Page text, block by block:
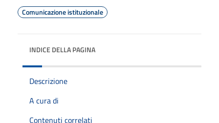
Comunicazione istituzionale
INDICE DELLA PAGINA
Descrizione
A cura di
Contenuti correlati